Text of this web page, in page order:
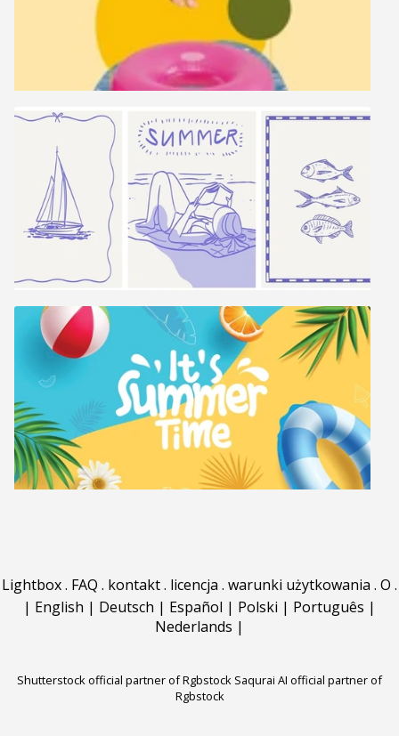
Lightbox. FAQ . kontakt. licencja . warunki użytkowania . O .
| English | Deutsch | Español | Polski | Português |
Nederlands |
Shutterstock official partner of Rgbstock Saqurai AI official partner of
Rgbstock